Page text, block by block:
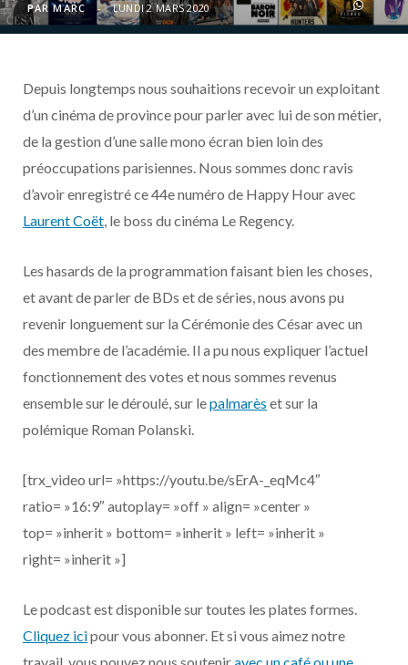
o t
r
r
m
e d l
u
PAR MARC LUNDI 2 MARS 2020
Depuis longtemps nous souhaitions recevoir un exploitant
d’un cinéma de province pour parler avec lui de son métier,
de la gestion d’une salle mono écran bien loin des
préoccupations parisiennes. Nous sommes donc ravis
d’avoir enregistré ce 44e numéro de Happy Hour avec
Laurent Coët, le boss du cinéma Le Regency.
Les hasards de la programmation faisant bien les choses,
et avant de parler de BDs et de séries, nous avons pu
revenir longuement sur la Cérémonie des César avec un
des membre de l’académie. Il a pu nous expliquer l’actuel
fonctionnement des votes et nous sommes revenus
ensemble sur le déroulé, sur lepalmarès et sur la
polémique Roman Polanski.
[trx_video url= »https://youtu.be/sErA-_eqMc4″
ratio= »16:9″ autoplay= »off » align= »center »
top= »inherit » bottom= »inherit » left= »inherit »
right= »inherit »]
Le podcast est disponible sur toutes les plates formes.
Cliquez icipour vous abonner. Et si vous aimez notre